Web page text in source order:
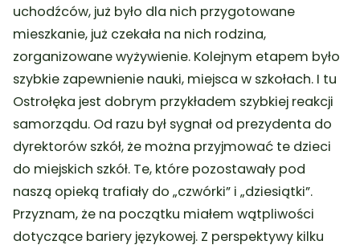
uchodźców, już było dla nich przygotowane
mieszkanie, już czekała na nich rodzina,
zorganizowane wyżywienie. Kolejnym etapem było
szybkie zapewnienie nauki, miejsca w szkołach. I tu
Ostrołęka jest dobrym przykładem szybkiej reakcji
samorządu. Od razu był sygnał od prezydenta do
dyrektorów szkół, że można przyjmować te dzieci
do miejskich szkół. Te, które pozostawały pod
naszą opieką trafiały do „czwórki” i „dziesiątki”.
Przyznam, że na początku miałem wątpliwości
dotyczące bariery językowej. Z perspektywy kilku